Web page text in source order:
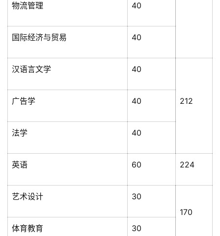
物流管理 40
国际经济与贸易 40
汉语言文学 40
212
广告学 40
法学 40
英语 60 224
艺术设计
30
170
体育教育
30